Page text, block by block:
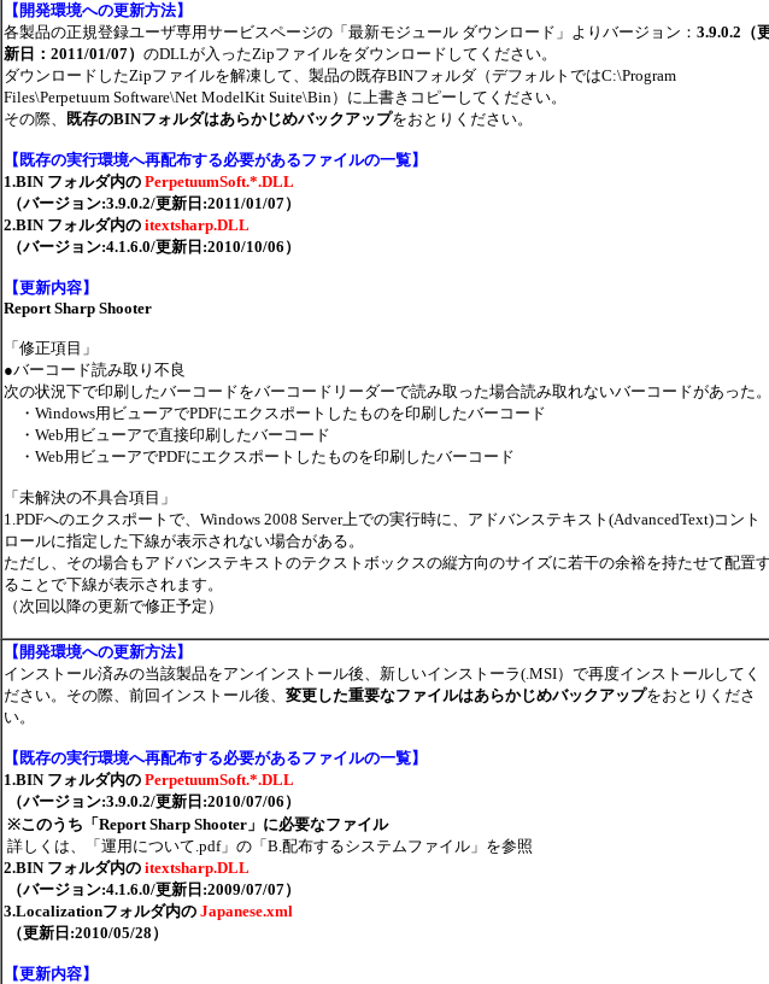
【 開発環境への更新方法】
各製品の正規登録ユーザ専用サービスページの「最新モジュール ダウンロード」よりバージョン： 3.9.0.2（
新日：2011/01/07） のDLLが入ったZipファイルをダウンロードしてください。
ダウンロードしたZipファイルを解凍して、製品の既存BINフォルダ（デフォルトではC:\Program
Files\Perpetuum Software\Net ModelKit Suite\Bin）に上書きコピーしてください。
その際、
既存のBINフォルダはあらかじめバックアップをおとりください。
【 既存の実行環境へ再配布する必要があるファイルの一覧】
1.BIN フォルダ内の PerpetuumSoft.*.DLL
（バージョン:3.9.0.2/更新日:2011/01/07）
2.BIN フォルダ内の itextsharp.DLL
（バージョン:4.1.6.0/更新日:2010/10/06）
【更新内容】
Report Sharp Shooter
「修正項目」
●バーコード読み取り不良
次の状況下で印刷したバーコードをバーコードリーダーで読み取った場合読み取れないバーコードがあった。
・Windows用ビューアでPDFにエクスポートしたものを印刷したバーコード
・Web用ビューアで直接印刷したバーコード
・Web用ビューアでPDFにエクスポートしたものを印刷したバーコード
「未解決の不具合項目」
1.PDFへのエクスポートで、Windows 2008 Server上での実行時に、アドバンステキスト(AdvancedText)コント
ロールに指定した下線が表示されない場合がある。
ただし、その場合もアドバンステキストのテクストボックスの縦方向のサイズに若干の余裕を持たせて配置す
ることで下線が表示されます。
（次回以降の更新で修正予定）
【 開発環境への更新方法】
インストール済みの当該製品をアンインストール後、新しいインストーラ(.MSI）で再度インストールしてく
ださい。その際、前回インストール後、 変更した重要なファイルはあらかじめバックアップをおとりくださ
い。
【 既存の実行環境へ再配布する必要があるファイルの一覧】
1.BIN フォルダ内の PerpetuumSoft.*.DLL
（バージョン:3.9.0.2/更新日:2010/07/06）
※このうち「Report Sharp Shooter」に必要なファイル
詳しくは、「運用について.pdf」の「B.配布するシステムファイル」を参照
2.BIN フォルダ内の itextsharp.DLL
（バージョン:4.1.6.0/更新日:2009/07/07）
3.Localizationフォルダ内の Japanese.xml
（更新日:2010/05/28）
【更新内容】